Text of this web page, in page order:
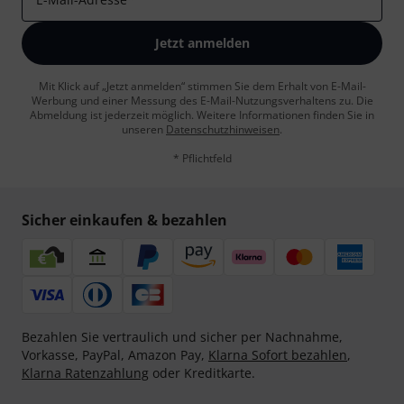
Jetzt anmelden
Mit Klick auf „Jetzt anmelden“ stimmen Sie dem Erhalt von E-Mail-
Werbung und einer Messung des E-Mail-Nutzungsverhaltens zu. Die
Abmeldung ist jederzeit möglich. Weitere Informationen finden Sie in
unseren Datenschutzhinweisen.
* Pflichtfeld
Sicher einkaufen & bezahlen
Bezahlen Sie vertraulich und sicher per Nachnahme,
Vorkasse, PayPal, Amazon Pay, Klarna Sofort bezahlen,
Klarna Ratenzahlung oder Kreditkarte.